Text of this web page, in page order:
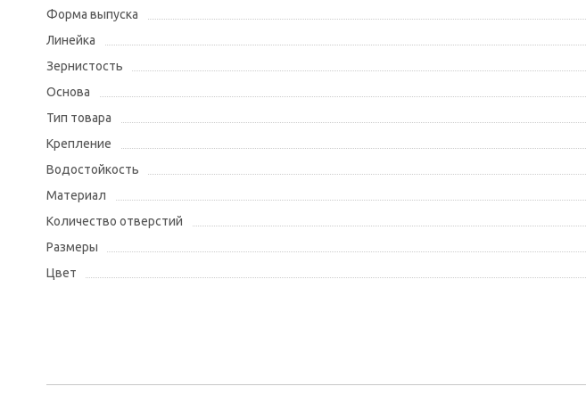
Форма выпуска
Линейка
Зернистость
Основа
Тип товара
Крепление
Водостойкость
Материал
Количество отверстий
Размеры
Цвет